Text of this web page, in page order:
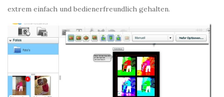
extrem einfach und bedienerfreundlich gehalten.